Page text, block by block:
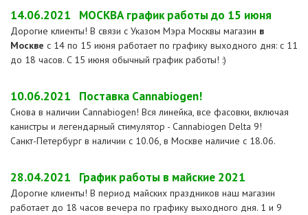
14.06.2021 МОСКВА график работы до 15 июня
Дорогие клиенты! В связи с Указом Мэра Москвы магазин в
Москве с 14 по 15 июня работает по графику выходного дня: с 11
до 18 часов. C 15 июня обычный график работы! :)
10.06.2021 Поставка Cannabiogen!
Снова в наличии Cannabiogen! Вся линейка, все фасовки, включая
канистры и легендарный стимулятор - Cannabiogen Delta 9!
Санкт-Петербург в наличии с 10.06, в Москве наличие с 18.06.
28.04.2021 График работы в майские 2021
Дорогие клиенты! В период майских праздников наш магазин
работает до 18 часов вечера по графику выходного дня. 1 и 9